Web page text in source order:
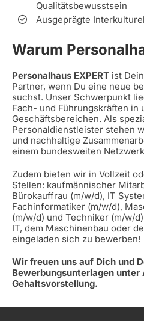
Qualitätsbewusstsein
Ausgeprägte
Warum
Personalhaus EXPERT ist
Partner, wenn Du eine neue
suchst. Unser Schwerpunkt
Fach- und Führungskräften in
Geschäftsbereichen. Als
Personaldienstleister stehen
und nachhaltige
einem bundesweiten
Zudem bieten wir in Vollzeit
Stellen: kaufmännischer
Bürokauffrau (m/w/d), IT
Fachinformatiker (m/w/d),
(m/w/d) und Techniker (m/w/
IT, dem Maschinenbau oder
eingeladen sich zu bewerben!
Wir freuen uns auf Dich und
Bewerbungsunterlagen unter
Gehaltsvorstellung.